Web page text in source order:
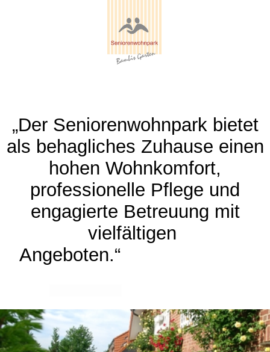
„Der Seniorenwohnpark bietet
als behagliches Zuhause einen
hohen Wohnkomfort,
professionelle Pflege und
engagierte Betreuung mit
vielfältigen
Angeboten.“